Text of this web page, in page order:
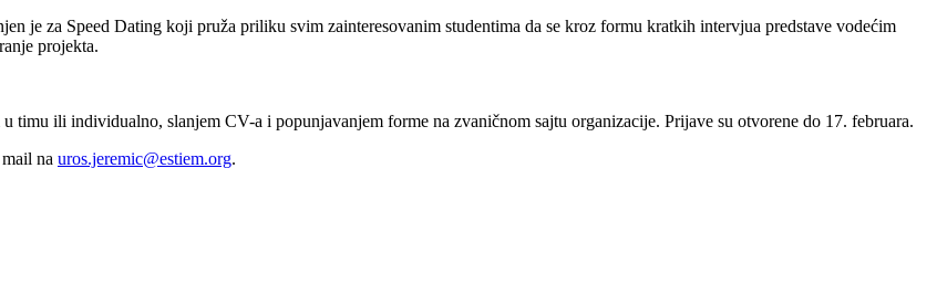
je za Speed Dating koji pruža priliku svim zainteresovanim studentima da se kroz formu kratkih intervjua predstave vodećim
projekta.
timu ili individualno, slanjem CV-a i popunjavanjem forme na zvaničnom sajtu organizacije. Prijave su otvorene do 17. februara.
na uros.jeremic@estiem.org.